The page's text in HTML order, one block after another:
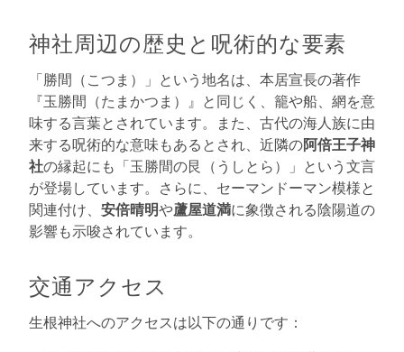
神社周辺の歴史と呪術的な要素
「勝間（こつま）」という地名は、本居宣長の著作
『玉勝間（たまかつま）』と同じく、籠や船、網を意
味する言葉とされています。また、古代の海人族に由
来する呪術的な意味もあるとされ、近隣の阿倍王子神
社の縁起にも「玉勝間の艮（うしとら）」という文言
が登場しています。さらに、セーマンドーマン模様と
関連付け、 安倍晴明や蘆屋道満に象徴される陰陽道の
影響も示唆されています。
交通アクセス
生根神社へのアクセスは以下の通りです：